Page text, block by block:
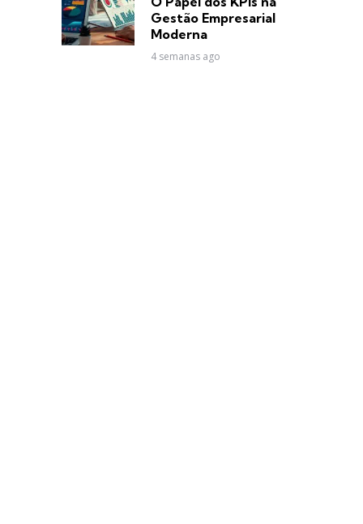
Gestão Empresarial
Moderna
4 semanas ago